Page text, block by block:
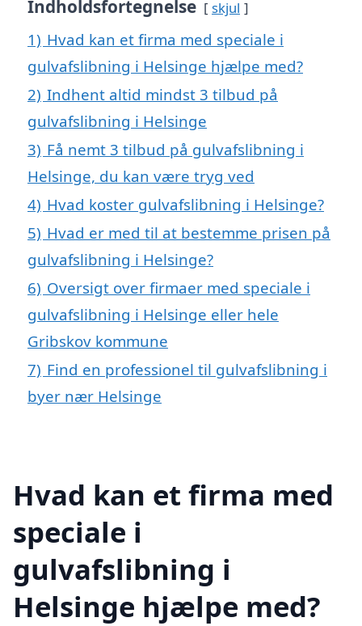
Indholdsfortegnelse skjul
1) Hvad kan et firma med speciale i
gulvafslibning i Helsinge hjælpe med?
2) Indhent altid mindst 3 tilbud på
gulvafslibning i Helsinge
3) Få nemt 3 tilbud på gulvafslibning i
Helsinge, du kan være tryg ved
4) Hvad koster gulvafslibning i Helsinge?
5) Hvad er med til at bestemme prisen på
gulvafslibning i Helsinge?
6) Oversigt over firmaer med speciale i
gulvafslibning i Helsinge eller hele
Gribskov kommune
7) Find en professionel til gulvafslibning i
byer nær Helsinge
Hvad kan et firma med
speciale i
gulvafslibning i
Helsinge hjælpe med?